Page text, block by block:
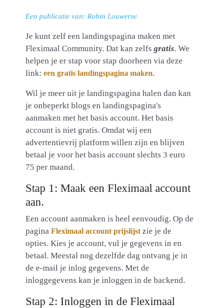
Een publicatie van: Robin Louwerse
Je kunt zelf een landingspagina maken met
Fleximaal Community. Dat kan zelfs gratis. We
helpen je er stap voor stap doorheen via deze
link: een gratis landingspagina maken.
Wil je meer uit je landingspagina halen dan kan
je onbeperkt blogs en landingspagina's
aanmaken met het basis account. Het basis
account is niet gratis. Omdat wij een
advertentievrij platform willen zijn en blijven
betaal je voor het basis account slechts 3 euro
75 per maand.
Stap 1: Maak een Fleximaal account
aan.
Een account aanmaken is heel eenvoudig. Op de
pagina Fleximaal account prijslijstzie je de
opties. Kies je account, vul je gegevens in en
betaal. Meestal nog dezelfde dag ontvang je in
de e-mail je inlog gegevens. Met de
inloggegevens kan je inloggen in de backend.
Stap 2: Inloggen in de Fleximaal